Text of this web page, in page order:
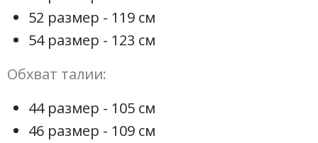
52 размер - 119 см
54 размер - 123 см
Обхват талии:
44 размер - 105 см
46 размер - 109 см